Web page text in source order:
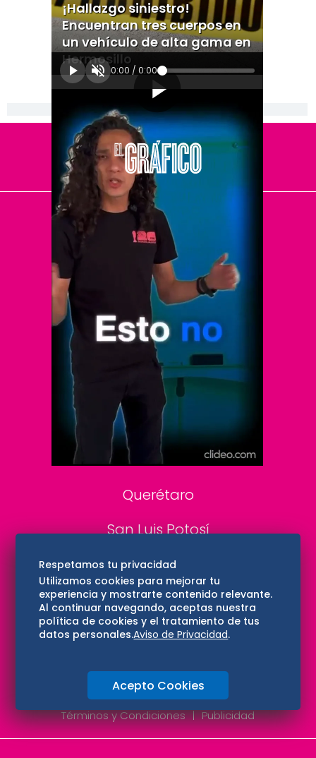
¡Hallazgo siniestro!
Encuentran tres cuerpos en
un vehículo de alta gama en
Hermosillo
0:00 / 0:00
[Publicidad]
El Universal
Vive USA
Clase
De 10 sports
DeDinero
Confabulario
Aviso Oportuno
Consultas
Querétaro
San Luis Potosí
Edomex
Consultas
Hidalgo
Oaxaca
Aviso de privacidad
Directorio
Términos y Condiciones
Publicidad
Respetamos tu privacidad
Utilizamos cookies para mejorar tu
experiencia y mostrarte contenido relevante.
Al continuar navegando, aceptas nuestra
política de cookies y el tratamiento de tus
datos personales.Aviso de Privacidad.
Acepto Cookies